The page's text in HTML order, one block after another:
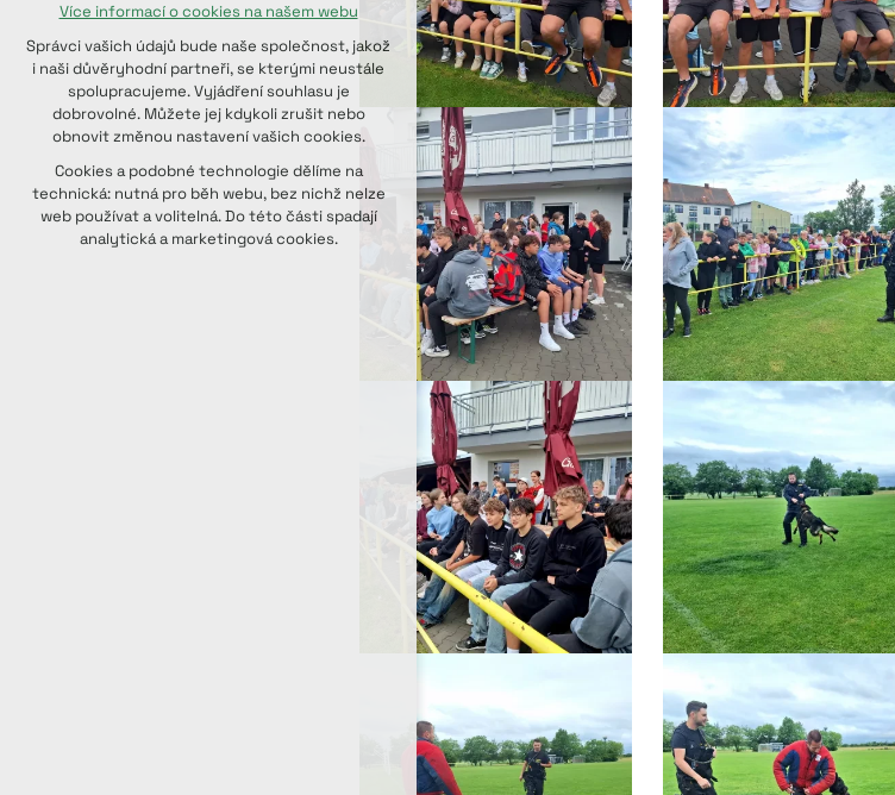
analytická pro anonymizované
vyhodnocení návštěvnosti
marketingová cookies (Google, Seznam,
Facebook)
Více informací o cookies na našem webu
PŘIJMOUT VŠECHNY COOKIES
ODMÍTNOUT VOLITELNÁ
Více informací o cookies na našem webu
Správci vašich údajů bude naše společnost, jakož
i naši důvěryhodní partneři, se kterými neustále
spolupracujeme. Vyjádření souhlasu je
dobrovolné. Můžete jej kdykoli zrušit nebo
obnovit změnou nastavení vašich cookies.
Cookies a podobné technologie dělíme na
technická: nutná pro běh webu, bez nichž nelze
web používat a volitelná. Do této části spadají
analytická a marketingová cookies.